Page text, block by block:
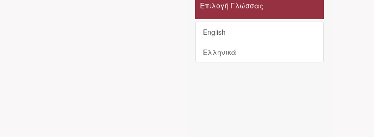
Επιλογή Γλώσσας
English
Ελληνικά